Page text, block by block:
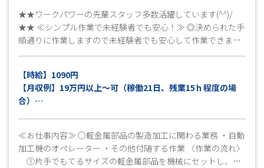
★★ワークパワーの先輩スタッフ多数活躍しています(^^)/
★★ ≪シンプル作業で未経験者でも安心！≫ ◎決められた手
順通りに作業しますので未経験者でも安心して作業できます
♪ モノ作りに興味がある方、もくもくと作業するのが好き
容、職場環境など事前に確認ができます！ ◆◆まずはお気軽
にお問い合わせください！◆◆ 皆様のご応募心よりお待ち
しております(^^)/
【時給】1090円
【月収例】19万円以上～可（稼働21日、残業15ｈ程度の場
合）
≪お仕事内容≫ ○軽金属部品の製造加工に関わる業務 ・自動
加工機のオペレーター ・その他付随する作業 〈作業の流れ〉
①片手でもてるサイズの軽金属部品を機械にセットし、ス